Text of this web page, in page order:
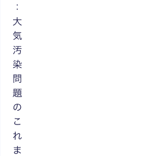
：
大
気
汚
染
問
題
の
こ
れ
ま